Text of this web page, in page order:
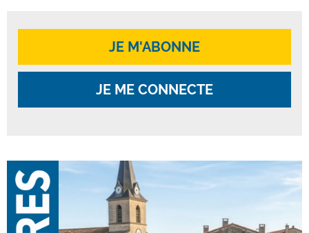
JE M'ABONNE
JE ME CONNECTE